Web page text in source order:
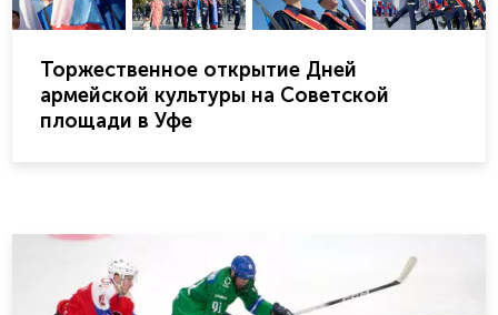
Торжественное открытие Дней
армейской культуры на Советской
площади в Уфе